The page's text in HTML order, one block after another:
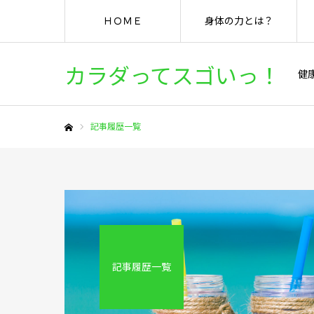
カラダってスゴいっ！ 健
ＨＯＭＥ 身体の力とは？
記事履歴一覧
記事履歴一覧